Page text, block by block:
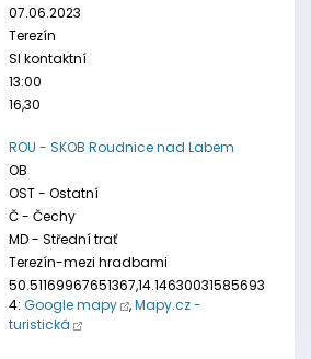
07.06.2023
Terezín
SI kontaktní
13:00
16,30
ROU - SKOB Roudnice nad Labem
OB
OST - Ostatní
Č - Čechy
MD - Střední trať
Terezín-mezi hradbami
50.51169967651367,14.14630031585693
4: Google mapy ,Mapy.cz -
turistická